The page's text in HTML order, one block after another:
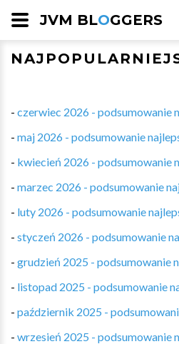
JVM BLOGGERS
- czerwiec 2026 - podsumowanie
- maj 2026 - podsumowanie
- kwiecień 2026 - podsumowanie
- marzec 2026 - podsumowanie
- luty 2026 - podsumowanie
- styczeń 2026 - podsumowanie
- grudzień 2025 - podsumowanie
- listopad 2025 - podsumowanie
- październik 2025 -
- wrzesień 2025 - podsumowanie